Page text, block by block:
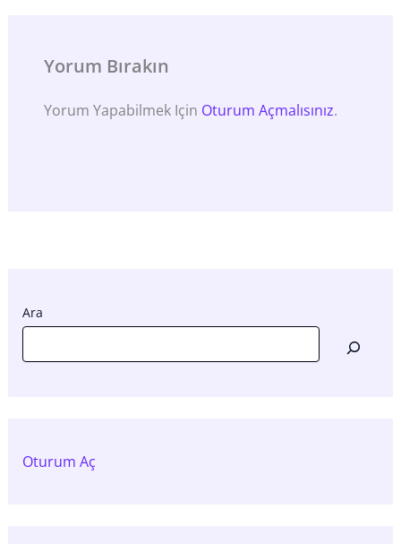
Yorum Bırakın
Yorum Yapabilmek Için Oturum Açmalısınız.
Ara
Oturum Aç